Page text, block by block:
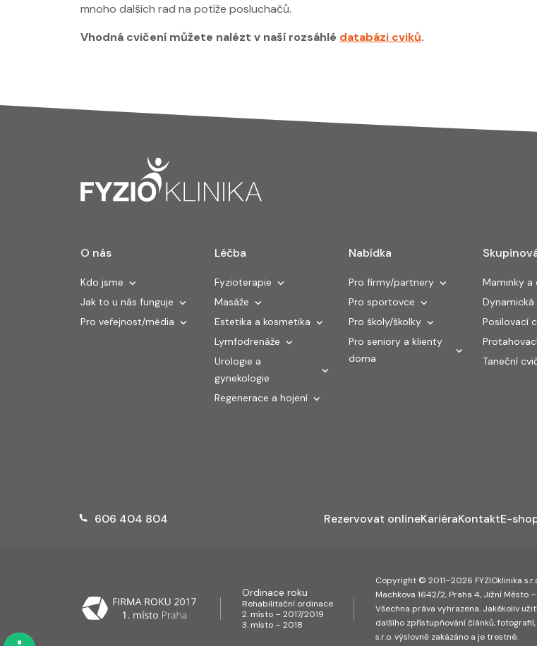
mnoho dalších rad na potíže posluchačů.
Vhodná cvičení můžete nalézt v naší rozsáhlé databázi cviků.
O nás
Kdo jsme
Jak to u nás funguje
Pro veřejnost/média
Léčba
Fyzioterapie
Masáže
Estetika a kosmetika
Lymfodrenáže
Urologie a
gynekologie
Regenerace a hojení
Nabídka
Pro firmy/partnery
Pro sportovce
Pro školy/školky
Pro seniory a klienty
doma
Maminky a
Dynamická
Posilovací
Taneční
606 404 804 Rezervovat onlineKariéraKontaktE-
Ordinace roku
Rehabilitační ordinace
2. místo – 2017/2019
3. místo – 2018
Copyright © 2011–2026 FYZIOklinika
Machkova 1642/2, Praha 4, Jižní Město
Všechna práva vyhrazena. Jakékoliv
dalšího zpřístupňování článků, fotografií,
s.r.o. výslovně zakázáno a je trestné.